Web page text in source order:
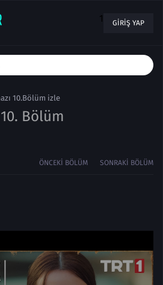
1 GIRIŞ YAP
10.Bölüm izle
10. Bölüm
ÖNCEKI BÖLÜM SONRAKI BÖLÜM